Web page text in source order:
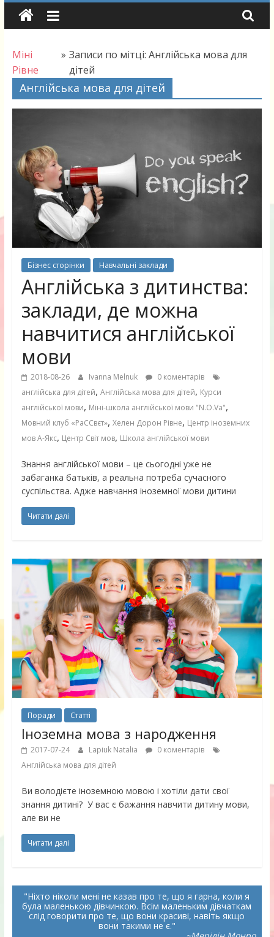
Skip
Міні
Рівне
» Записи по мітці: Англійська мова для
дітей
Англійська мова для дітей
Бізнес сторінки Навчальні заклади
Англійська з дитинства:
заклади, де можна
навчитися англійської
мови
2018-08-26 Ivanna Melnuk
0 коментарів
англійська для дітей, Англійська мова для дітей, Курси
англійської мови, Міні-школа англійської мови "N.O.Va",
Мовний клуб «РаССвєт», Хелен Дорон Рівне, Центр іноземних
мов А-Якс, Центр Світ мов, Школа англійської мови
Знання англійської мови – це сьогодні уже не
забаганка батьків, а реальна потреба сучасного
суспільства. Адже навчання іноземної мови дитини
Читати далі
Поради Статті
Іноземна мова з народження
2017-07-24 Lapiuk Natalia
0 коментарів
Англійська мова для дітей
Ви володієте іноземною мовою і хотіли дати свої
знання дитині? У вас є бажання навчити дитину мови,
але ви не
Читати далі
Ніхто ніколи мені не казав про те, що я гарна, коли я
була маленькою дівчинкою. Всім маленьким дівчаткам
слід говорити про те, що вони красиві, навіть якщо
вони такими не є.